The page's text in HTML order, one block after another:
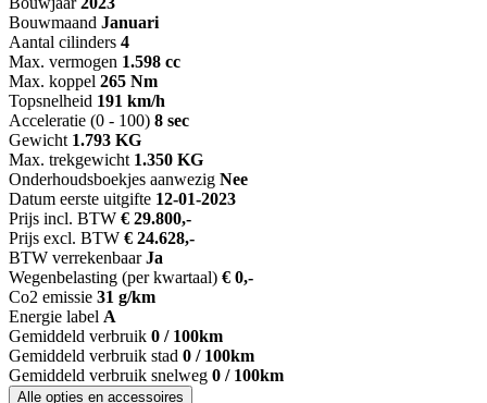
Bouwmaand Januari
Aantal cilinders 4
Max. vermogen 1.598 cc
Max. koppel 265 Nm
Topsnelheid 191 km/h
Acceleratie (0 - 100) 8 sec
Gewicht 1.793 KG
Max. trekgewicht 1.350 KG
Onderhoudsboekjes aanwezig Nee
Datum eerste uitgifte 12-01-2023
Prijs incl. BTW € 29.800,-
Prijs excl. BTW € 24.628,-
BTW verrekenbaar Ja
Wegenbelasting (per kwartaal) € 0,-
Co2 emissie 31 g/km
Energie label A
Gemiddeld verbruik 0 / 100km
Gemiddeld verbruik stad 0 / 100km
Gemiddeld verbruik snelweg 0 / 100km
Alle opties en accessoires